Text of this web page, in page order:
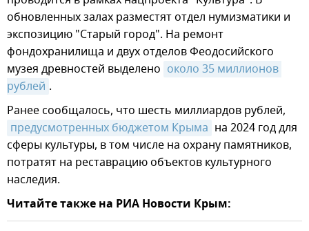
обновленных залах разместят отдел нумизматики и
экспозицию "Старый город". На ремонт
фондохранилища и двух отделов Феодосийского
музея древностей выделено около 35 миллионов
рублей .
Ранее сообщалось, что шесть миллиардов рублей,
предусмотренных бюджетом Крыма на 2024 год для
сферы культуры, в том числе на охрану памятников,
потратят на реставрацию объектов культурного
наследия.
Читайте также на РИА Новости Крым: